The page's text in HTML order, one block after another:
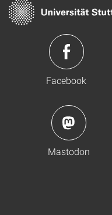
Facebook
Mastodon